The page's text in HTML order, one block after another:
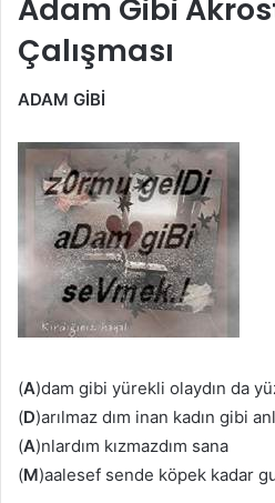
Adam Gibi
Çalışması
ADAM GİBİ
(A)dam gibi yürekli olaydın da
(D)arılmaz dım inan kadın gibi
(A)nlardım kızmazdım sana
(M)aalesef sende köpek kadar